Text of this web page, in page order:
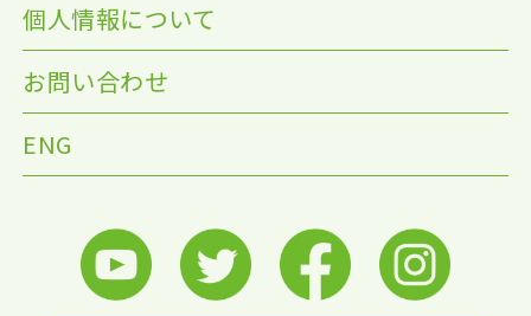
個人情報について
お問い合わせ
ENG